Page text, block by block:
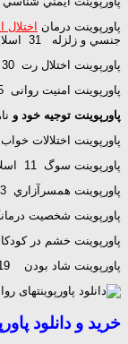
پاورپوینت درمان
جنسي و زلزله 31 اسلاید
پاورپوینت اختلال رت 30 اسلاید
پاورپوینت امنیت روانی 35 اسلاید
پاورپوینت توجیه خود و
پاورپوینت اختلالات خواب 31 اسلاید
پاورپوینت سوگ 11 اسلاید
پاورپوینت همسرآزاري 23 اسلاید
پاورپوینت شخصيت درمانگر 22
پاورپوینت خشم در كودكان 23
پاورپوینت شاد بودن 19 اسلاید
خرید و دانلود